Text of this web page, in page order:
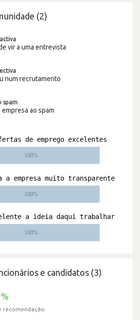
(2)
vir a uma entrevista
num recrutamento
spam
empresa ao spam
e candidatos (3)
%
recomendação